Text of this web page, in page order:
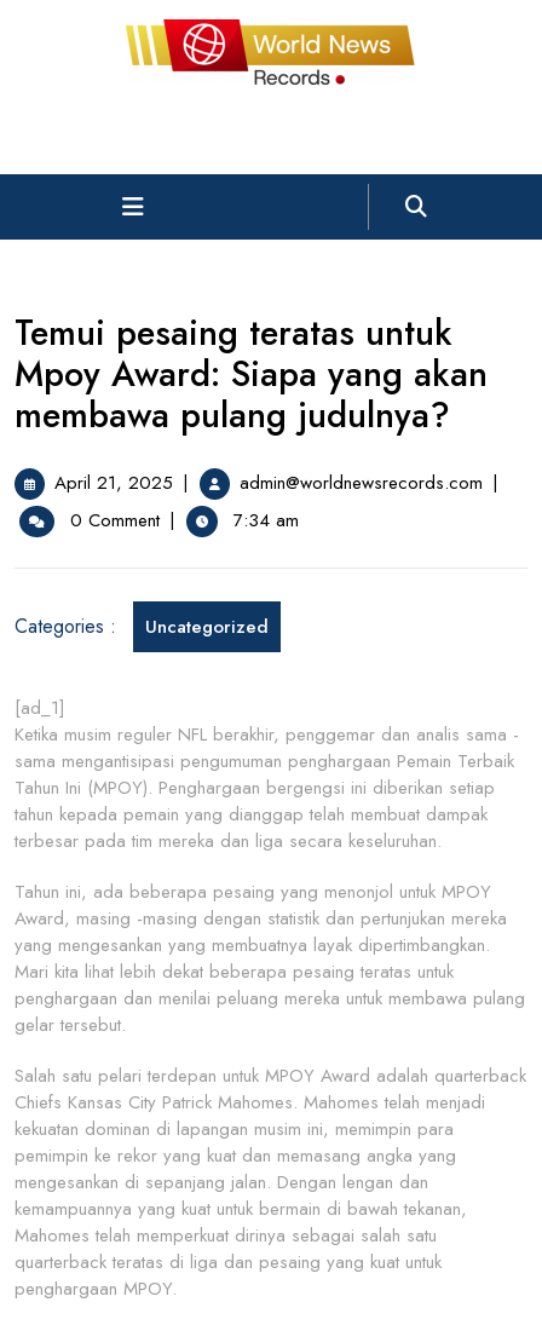
Temui pesaing teratas untuk
Mpoy Award: Siapa yang akan
membawa pulang judulnya?
April 21, 2025 April
21,
2025
| admin@worldnewsrecords.com Temui
pulang
|
0 Comment | 7:34 am
Categories : Uncategorized
[ad_1]
Ketika musim reguler NFL berakhir, penggemar dan analis sama -
sama mengantisipasi pengumuman penghargaan Pemain Terbaik
Tahun Ini (MPOY). Penghargaan bergengsi ini diberikan setiap
tahun kepada pemain yang dianggap telah membuat dampak
terbesar pada tim mereka dan liga secara keseluruhan.
Tahun ini, ada beberapa pesaing yang menonjol untuk MPOY
Award, masing -masing dengan statistik dan pertunjukan mereka
yang mengesankan yang membuatnya layak dipertimbangkan.
Mari kita lihat lebih dekat beberapa pesaing teratas untuk
penghargaan dan menilai peluang mereka untuk membawa pulang
gelar tersebut.
Salah satu pelari terdepan untuk MPOY Award adalah quarterback
Chiefs Kansas City Patrick Mahomes. Mahomes telah menjadi
kekuatan dominan di lapangan musim ini, memimpin para
pemimpin ke rekor yang kuat dan memasang angka yang
mengesankan di sepanjang jalan. Dengan lengan dan
kemampuannya yang kuat untuk bermain di bawah tekanan,
Mahomes telah memperkuat dirinya sebagai salah satu
quarterback teratas di liga dan pesaing yang kuat untuk
penghargaan MPOY.